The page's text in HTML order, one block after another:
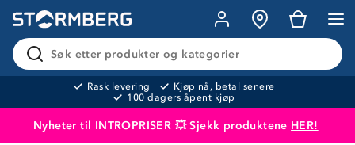
Søk etter produkter og kategorier
Rask levering
Kjøp nå, betal senere
100 dagers åpent kjøp
Nyheter til INTROPRISER 💥 Sjekk produktene HER!